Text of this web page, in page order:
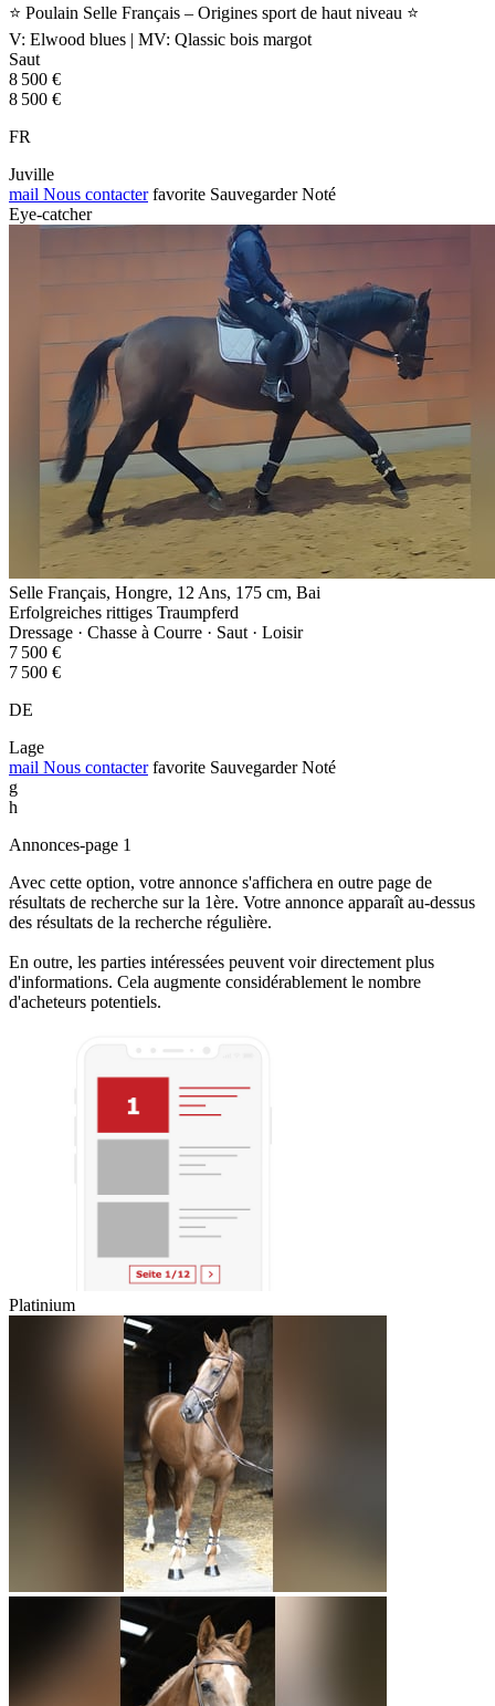
⭐ Poulain Selle Français – Origines sport de haut niveau ⭐
V: Elwood blues | MV: Qlassic bois margot
Saut
8 500 €
8 500 €
FR
Juville
mail Nous contacter favorite Sauvegarder Noté
Eye-catcher
Selle Français, Hongre, 12 Ans, 175 cm, Bai
Erfolgreiches rittiges Traumpferd
Dressage · Chasse à Courre · Saut · Loisir
7 500 €
7 500 €
DE
Lage
mail Nous contacter favorite Sauvegarder Noté
g
h
Annonces-page 1
Avec cette option, votre annonce s'affichera en outre page de
résultats de recherche sur la 1ère. Votre annonce apparaît au-dessus
des résultats de la recherche régulière.
En outre, les parties intéressées peuvent voir directement plus
d'informations. Cela augmente considérablement le nombre
d'acheteurs potentiels.
Platinium